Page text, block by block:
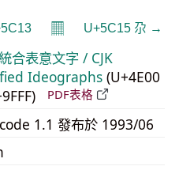
𝄜 U+5C15 尕 →
合表意文字 / CJK
Ideographs (U+4E00
PDF表格
1.1 發布於 1993/06